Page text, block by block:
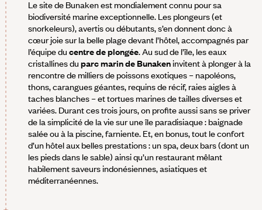
Le site de Bunaken est mondialement connu pour sa
biodiversité marine exceptionnelle. Les plongeurs (et
snorkeleurs), avertis ou débutants, s’en donnent donc à
cœur joie sur la belle plage devant l’hôtel, accompagnés par
l’équipe du centre de plongée. Au sud de l’île, les eaux
cristallines du parc marin de Bunakeninvitent à plonger à la
rencontre de milliers de poissons exotiques – napoléons,
thons, carangues géantes, requins de récif, raies aigles à
taches blanches – et tortues marines de tailles diverses et
variées. Durant ces trois jours, on profite aussi sans se priver
de la simplicité de la vie sur une île paradisiaque : baignade
salée ou à la piscine, farniente. Et, en bonus, tout le confort
d’un hôtel aux belles prestations : un spa, deux bars (dont un
les pieds dans le sable) ainsi qu’un restaurant mêlant
habilement saveurs indonésiennes, asiatiques et
méditerranéennes.